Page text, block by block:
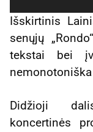
Išskirtinis
senųjų
tekstai bei
Didžioji
koncertinės